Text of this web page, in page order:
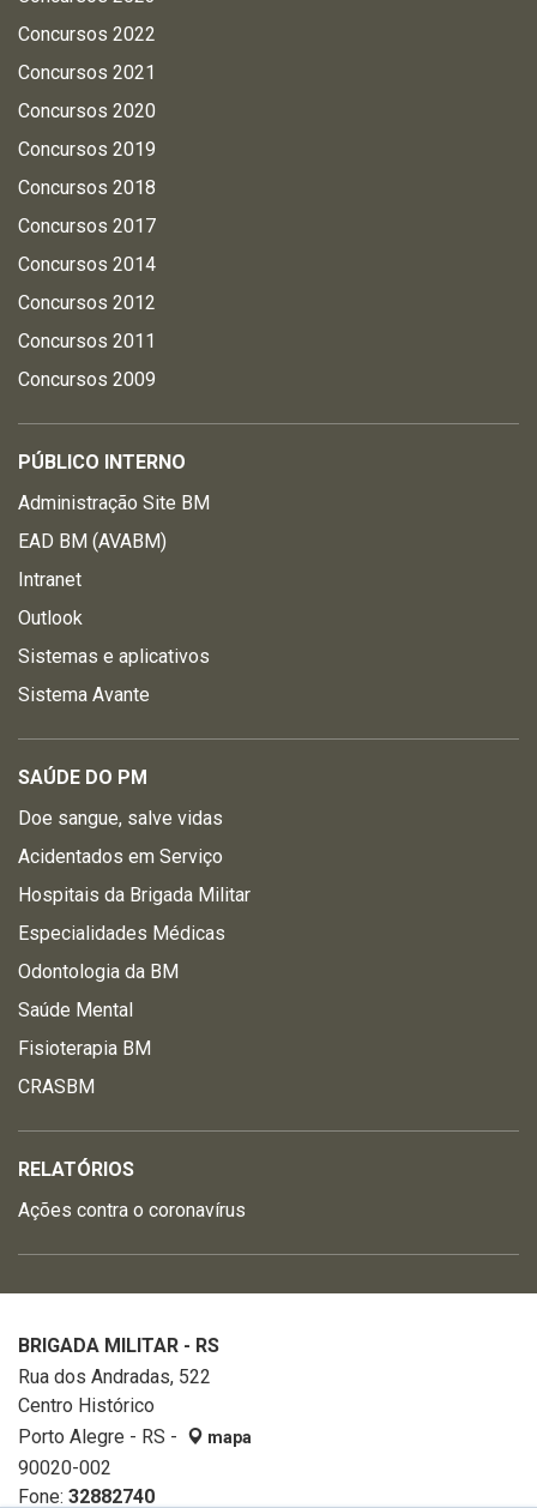
Concursos 2022
Concursos 2021
Concursos 2020
Concursos 2019
Concursos 2018
Concursos 2017
Concursos 2014
Concursos 2012
Concursos 2011
Concursos 2009
PÚBLICO INTERNO
Administração Site BM
EAD BM (AVABM)
Intranet
Outlook
Sistemas e aplicativos
Sistema Avante
SAÚDE DO PM
Doe sangue, salve vidas
Acidentados em Serviço
Hospitais da Brigada Militar
Especialidades Médicas
Odontologia da BM
Saúde Mental
Fisioterapia BM
CRASBM
RELATÓRIOS
Ações contra o coronavírus
BRIGADA MILITAR - RS
Rua dos Andradas, 522
Centro Histórico
Porto Alegre - RS -
mapa
90020-002
Fone: 32882740